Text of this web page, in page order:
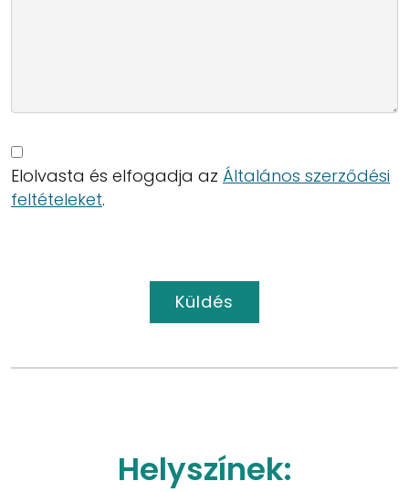
Elolvasta és elfogadja az Általános szerződési
feltételeket.
Küldés
Helyszínek: